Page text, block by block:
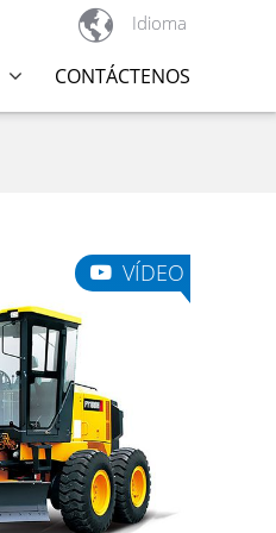
 Idioma
CONTÁCTENOS
VÍDEO